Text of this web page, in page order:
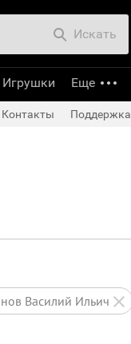
Василий Ильич
Искать
Игрушки Еще
Контакты Поддержка